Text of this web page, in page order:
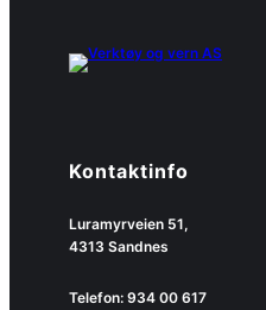
Kontaktinfo
Luramyrveien 51,
4313 Sandnes
Telefon: 934 00 617